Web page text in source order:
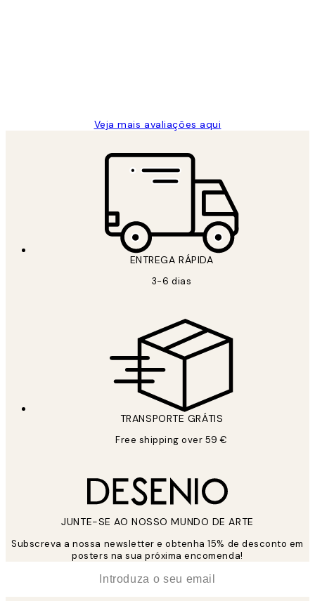
Veja mais avaliações aqui
ENTREGA RÁPIDA
3-6 dias
TRANSPORTE GRÁTIS
Free shipping over 59 €
JUNTE-SE AO NOSSO MUNDO DE ARTE
Subscreva a nossa newsletter e obtenha 15% de desconto em
posters na sua próxima encomenda!